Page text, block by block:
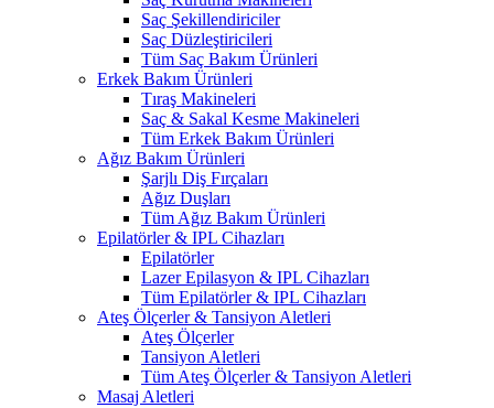
Saç Şekillendiriciler
Saç Düzleştiricileri
Tüm Saç Bakım Ürünleri
Erkek Bakım Ürünleri
Tıraş Makineleri
Saç & Sakal Kesme Makineleri
Tüm Erkek Bakım Ürünleri
Ağız Bakım Ürünleri
Şarjlı Diş Fırçaları
Ağız Duşları
Tüm Ağız Bakım Ürünleri
Epilatörler & IPL Cihazları
Epilatörler
Lazer Epilasyon & IPL Cihazları
Tüm Epilatörler & IPL Cihazları
Ateş Ölçerler & Tansiyon Aletleri
Ateş Ölçerler
Tansiyon Aletleri
Tüm Ateş Ölçerler & Tansiyon Aletleri
Masaj Aletleri